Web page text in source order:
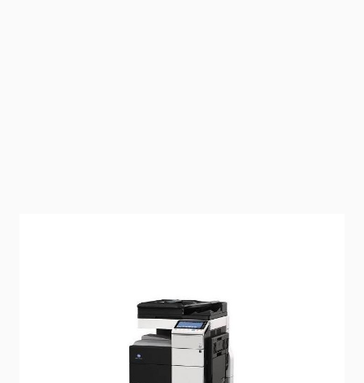
Mode d'expédition: Europalette (120 cm x 80 cm)